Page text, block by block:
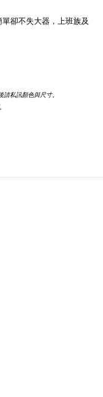
卻不失大器，上班族及
私訊顏色與尺寸。